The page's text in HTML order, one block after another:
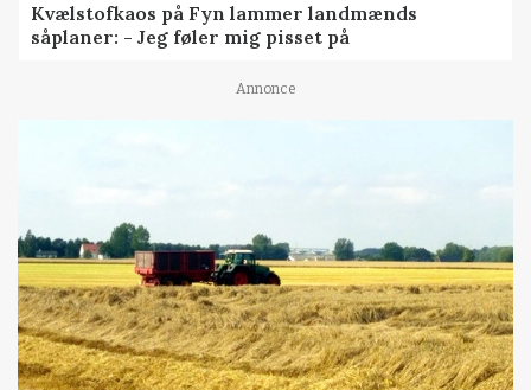
Kvælstofkaos på Fyn lammer landmænds
såplaner: - Jeg føler mig pisset på
Annonce